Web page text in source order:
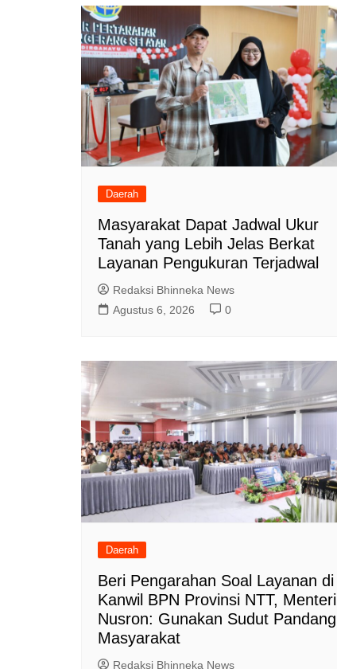
Daerah
Masyarakat Dapat Jadwal Ukur
Tanah yang Lebih Jelas Berkat
Layanan Pengukuran Terjadwal
Redaksi Bhinneka News
Agustus 6, 2026
0
Daerah
Beri Pengarahan Soal Layanan di
Kanwil BPN Provinsi NTT, Menteri
Nusron: Gunakan Sudut Pandang
Masyarakat
Redaksi Bhinneka News